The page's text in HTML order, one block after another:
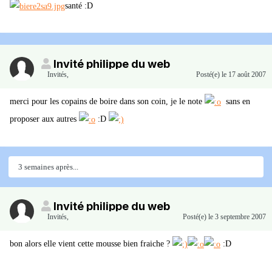
santé :D
Invité philippe du web
Invités, Posté(e) le 17 août 2007
merci pour les copains de boire dans son coin, je le note
sans en
proposer aux autres
:D
3 semaines après...
Invité philippe du web
Invités, Posté(e) le 3 septembre 2007
bon alors elle vient cette mousse bien fraiche ? :D